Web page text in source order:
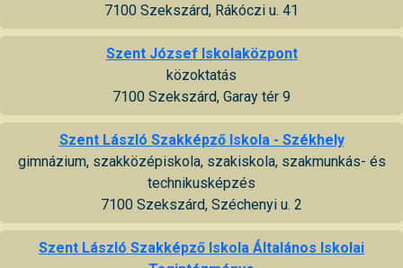
7100 Szekszárd, Rákóczi u. 41
Szent József Iskolaközpont
közoktatás
7100 Szekszárd, Garay tér 9
Szent László Szakképző Iskola - Székhely
gimnázium, szakközépiskola, szakiskola, szakmunkás- és
technikusképzés
7100 Szekszárd, Széchenyi u. 2
Szent László Szakképző Iskola Általános Iskolai